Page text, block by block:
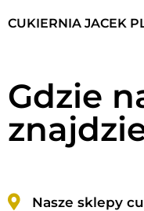
CUKIERNIA JACEK
Gdzie
Nasze sklepy